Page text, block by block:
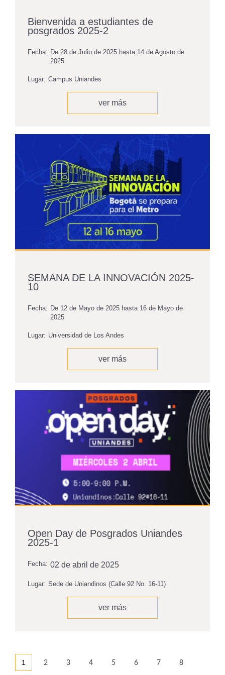
Bienvenida a estudiantes de
posgrados 2025-2
Fecha: De 28 de Julio de 2025 hasta 14 de Agosto de
2025
Lugar: Campus Uniandes
ver más
SEMANA DE LA INNOVACIÓN 2025-
10
Fecha: De 12 de Mayo de 2025 hasta 16 de Mayo de
2025
Lugar: Universidad de Los Andes
ver más
Open Day de Posgrados Uniandes
2025-1
Fecha: 02 de abril de 2025
Lugar: Sede de Uniandinos (Calle 92 No. 16-11)
ver más
1 2 3 4 5 6 7 8